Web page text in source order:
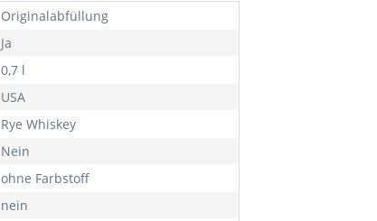
Originalabfüllung
Ja
0,7 l
USA
Rye Whiskey
Nein
ohne Farbstoff
nein